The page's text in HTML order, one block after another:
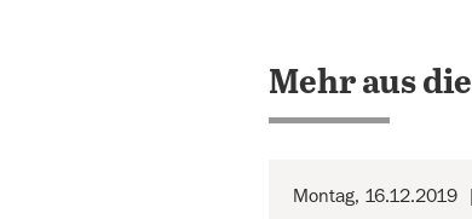
Mehr aus
Montag, 16.12.2019